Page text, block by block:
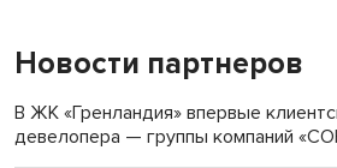
«Мы живём на пастбище!»: в
терроризируют жителей
Инвалид получил условный срок за
Новости партнеров
В ЖК «Гренландия» впервые
девелопера — группы компаний